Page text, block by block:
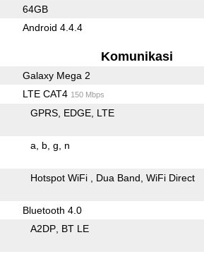
64GB
Android 4.4.4
Komunikasi
Galaxy Mega 2
LTE CAT4 150 Mbps
GPRS EDGE LTE
a b g n
Hotspot WiFi Dua Band WiFi Direct
Bluetooth 4.0
A2DP BT LE